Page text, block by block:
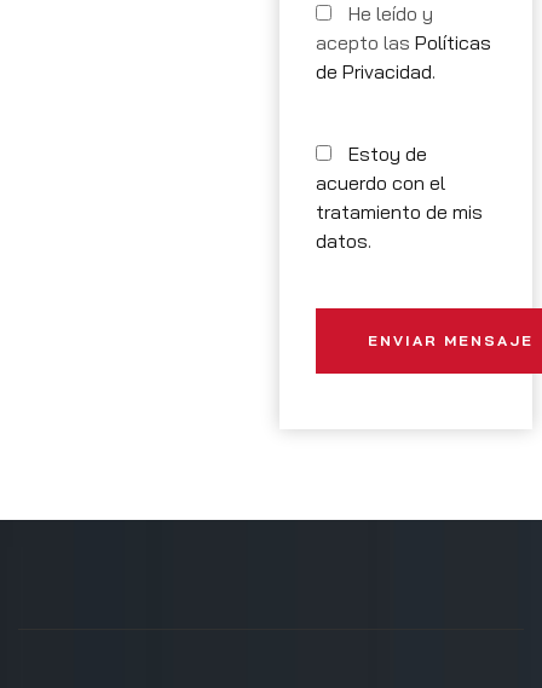
He leído y
acepto las Políticas
de Privacidad.
Estoy de
acuerdo con el
tratamiento de mis
datos.